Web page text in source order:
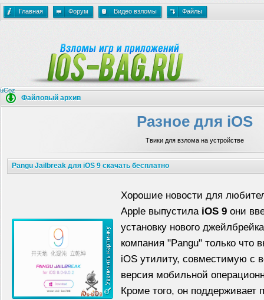
Главная Форум Видео взломы Файлы
Файловый архив
Разное для iOS
Твики для взлома на устройстве
Pangu Jailbreak для iOS 9 скачать бесплатно
Хорошие новости для
Apple выпустила iOS 9 они
установку нового
компания "Pangu" только что
iOS утилиту, совместимую с
версия мобильной
Кроме того, он поддерживает
uCoz